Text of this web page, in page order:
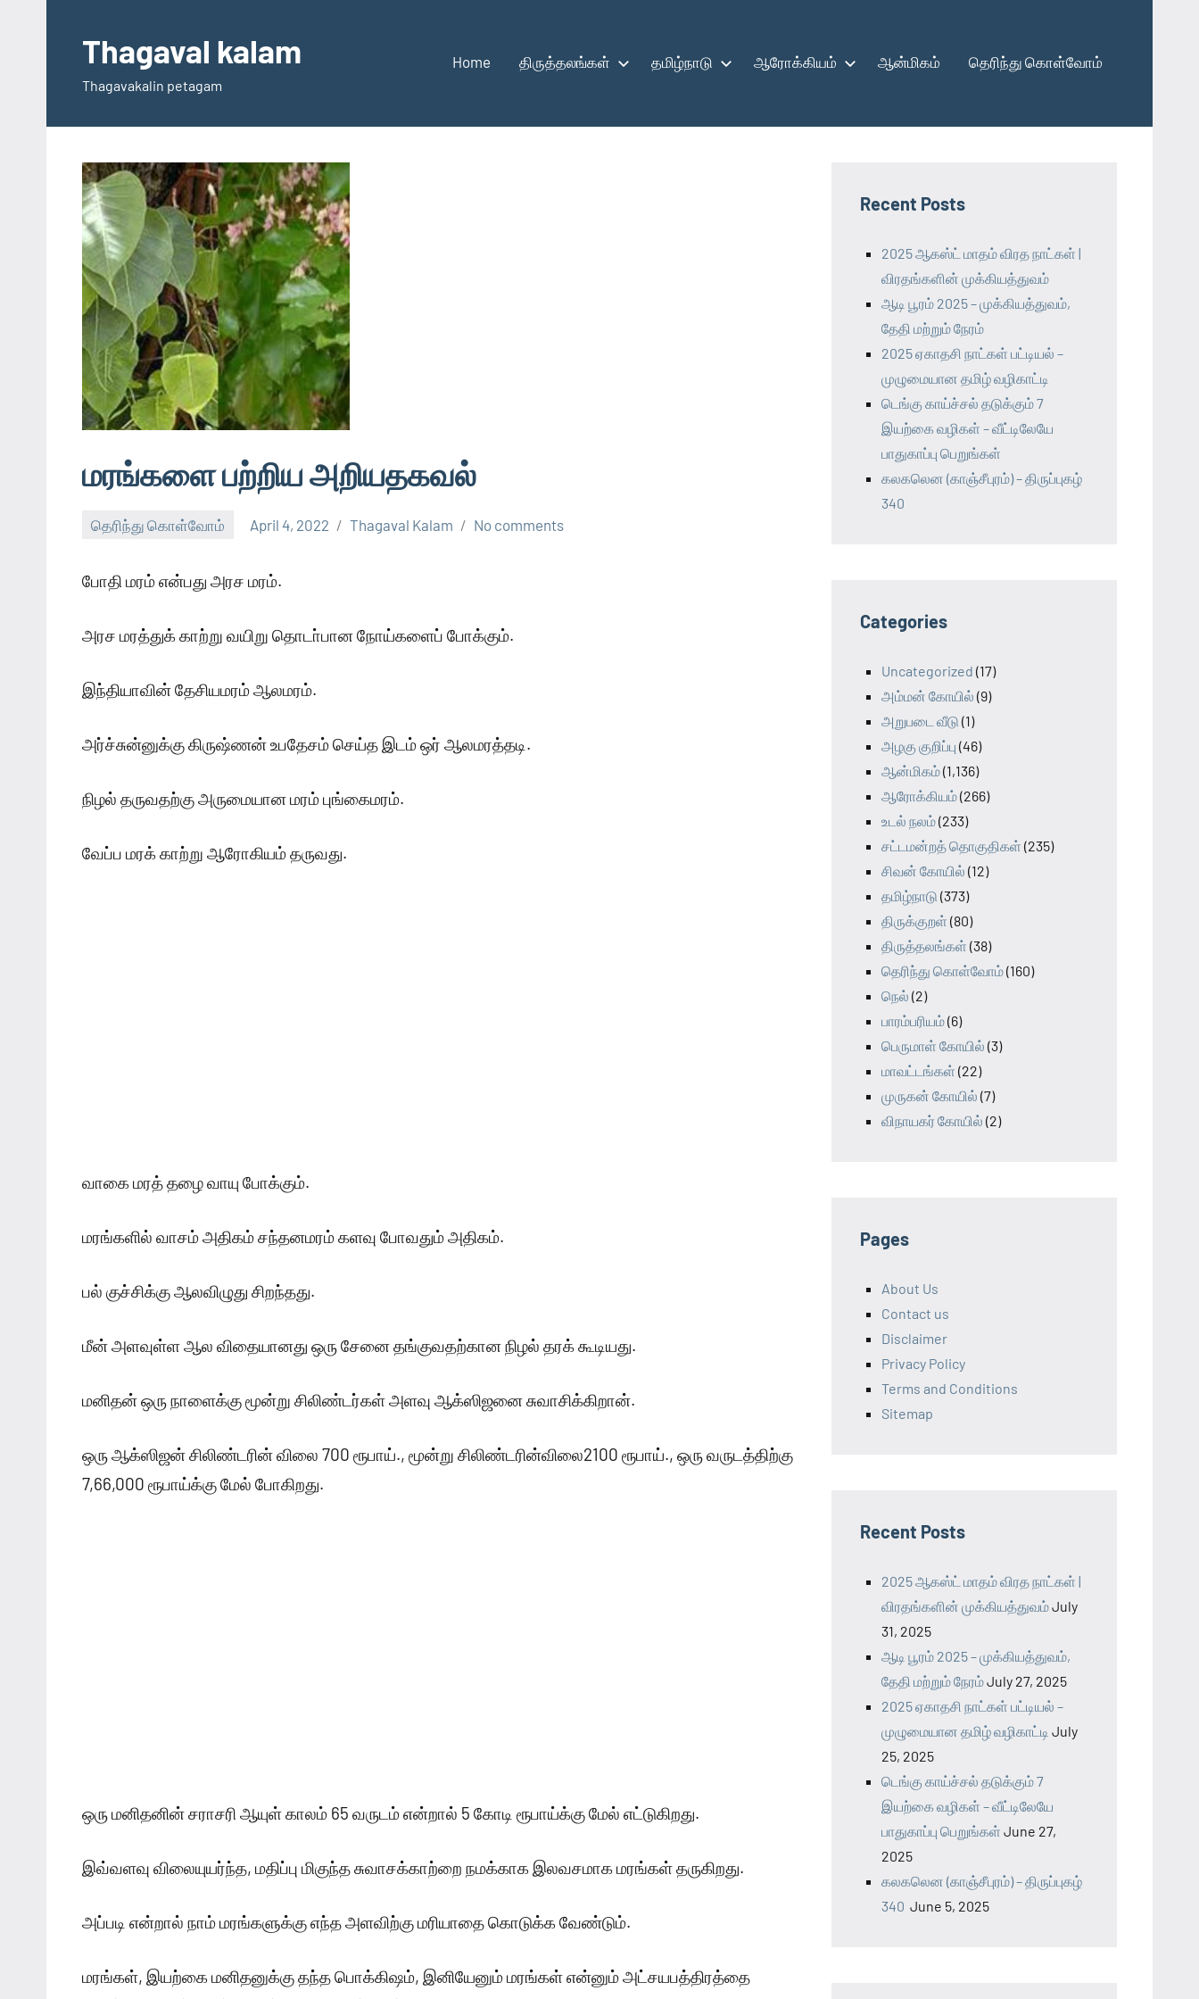
contentThagaval kalam
Thagavakalin petagam
Home திருத்தலங்கள் தமிழ்நாடு ஆரோக்கியம் ஆன்மிகம் தெரிந்து கொள்வோம்
மரங்களை பற்றிய அறியதகவல்
தெரிந்து கொள்வோம் April 4, 2022 Thagaval Kalam No comments
போதி மரம் என்பது அரச மரம்.
அரச மரத்துக் காற்று வயிறு தொடா்பான நோய்களைப் போக்கும்.
இந்தியாவின் தேசியமரம் ஆலமரம்.
அர்ச்சுன்னுக்கு கிருஷ்ணன் உபதேசம் செய்த இடம் ஒர் ஆலமரத்தடி.
நிழல் தருவதற்கு அருமையான மரம் புங்கைமரம்.
வேப்ப மரக் காற்று ஆரோகியம் தருவது.
வாகை மரத் தழை வாயு போக்கும்.
மரங்களில் வாசம் அதிகம் சந்தனமரம் களவு போவதும் அதிகம்.
பல் குச்சிக்கு ஆலவிழுது சிறந்தது.
மீன் அளவுள்ள ஆல விதையானது ஒரு சேனை தங்குவதற்கான நிழல் தரக் கூடியது.
மனிதன் ஒரு நாளைக்கு மூன்று சிலிண்டர்கள் அளவு ஆக்ஸிஜனை சுவாசிக்கிறான்.
ஒரு ஆக்ஸிஜன் சிலிண்டரின் விலை 700 ரூபாய்., மூன்று சிலிண்டரின்விலை2100 ரூபாய்., ஒரு வருடத்திற்கு
7,66,000 ரூபாய்க்கு மேல் போகிறது.
ஒரு மனிதனின் சராசரி ஆயுள் காலம் 65 வருடம் என்றால் 5 கோடி ரூபாய்க்கு மேல் எட்டுகிறது.
இவ்வளவு விலையுயர்ந்த, மதிப்பு மிகுந்த சுவாசக்காற்றை நமக்காக இலவசமாக மரங்கள் தருகிறது.
அப்படி என்றால் நாம் மரங்களுக்கு எந்த அளவிற்கு மரியாதை கொடுக்க வேண்டும்.
மரங்கள், இயற்கை மனிதனுக்கு தந்த பொக்கிஷம், இனியேனும் மரங்கள் என்னும் அட்சயபத்திரத்தை
Recent Posts
2025 ஆகஸ்ட் மாதம் விரத நாட்கள் |
விரதங்களின் முக்கியத்துவம்
ஆடி பூரம் 2025 – முக்கியத்துவம்,
தேதி மற்றும் நேரம்
2025 ஏகாதசி நாட்கள் பட்டியல் –
முழுமையான தமிழ் வழிகாட்டி
டெங்கு காய்ச்சல் தடுக்கும் 7
இயற்கை வழிகள் – வீட்டிலேயே
பாதுகாப்பு பெறுங்கள்
கலகலென (காஞ்சீபுரம்) – திருப்புகழ்
340
Categories
Uncategorized (17)
அம்மன் கோயில் (9)
அறுபடை வீடு (1)
அழகு குறிப்பு (46)
ஆன்மிகம்(1,136)
ஆரோக்கியம்(266)
உடல் நலம்(233)
சட்டமன்றத் தொகுதிகள் (235)
சிவன் கோயில் (12)
தமிழ்நாடு (373)
திருக்குறள் (80)
திருத்தலங்கள் (38)
தெரிந்து கொள்வோம்(160)
நெல் (2)
பாரம்பரியம்(6)
பெருமாள் கோயில் (3)
மாவட்டங்கள் (22)
முருகன் கோயில் (7)
விநாயகர் கோயில் (2)
Pages
About Us
Contact us
Disclaimer
Privacy Policy
Terms and Conditions
Sitemap
Recent Posts
2025 ஆகஸ்ட் மாதம் விரத நாட்கள் |
விரதங்களின் முக்கியத்துவம்July
31, 2025
ஆடி பூரம் 2025 – முக்கியத்துவம்,
தேதி மற்றும் நேரம்July 27, 2025
2025 ஏகாதசி நாட்கள் பட்டியல் –
முழுமையான தமிழ் வழிகாட்டி July
25, 2025
டெங்கு காய்ச்சல் தடுக்கும் 7
இயற்கை வழிகள் – வீட்டிலேயே
பாதுகாப்பு பெறுங்கள் June 27,
2025
கலகலென (காஞ்சீபுரம்) – திருப்புகழ்
340 June 5, 2025